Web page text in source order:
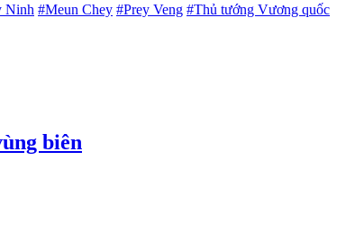
Ninh #Meun Chey #Prey Veng #Thủ tướng Vương quốc
biên